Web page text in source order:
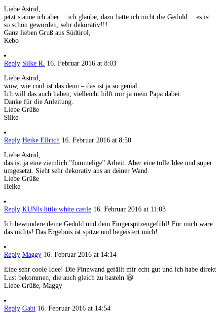
Liebe Astrid,
jetzt staune ich aber… ich glaube, dazu hätte ich nicht die Geduld… es ist
so schön geworden, sehr dekorativ!!!
Ganz lieben Gruß aus Südtirol,
Kebo
Reply Silke R. 16. Februar 2016 at 8:03
Liebe Astrid,
wow, wie cool ist das denn – das ist ja so genial.
Ich will das auch haben, vielleicht hilft mir ja mein Papa dabei.
Danke für die Anleitung.
Liebe Grüße
Silke
Reply Heike Ellrich 16. Februar 2016 at 8:50
Liebe Astrid,
das ist ja eine ziemlich "fummelige" Arbeit. Aber eine tolle Idee und super
umgesetzt. Sieht sehr dekorativ aus an deiner Wand.
Liebe Grüße
Heike
Reply KUNIs little white castle 16. Februar 2016 at 11:03
Ich bewundere deine Geduld und dein Fingerspitzengefühl! Für mich wäre
das nichts! Das Ergebnis ist spitze und begeistert mich!
Reply Maggy 16. Februar 2016 at 14:14
Eine sehr coole Idee! Die Pinnwand gefällt mir echt gut und ich habe direkt
Lust bekommen, die auch gleich zu basteln 😀
Liebe Grüße, Maggy
Reply Gabi 16. Februar 2016 at 14:54